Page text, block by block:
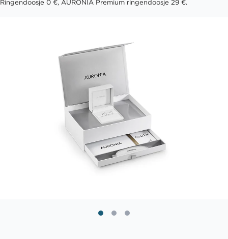
Ringendoosje 0 €, AURONIA Premium ringendoosje 29 €.